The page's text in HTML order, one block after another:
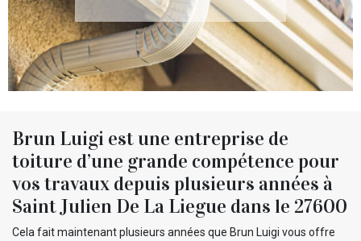
Brun Luigi est une entreprise de
toiture d’une grande compétence pour
vos travaux depuis plusieurs années à
Saint Julien De La Liegue dans le 27600
Cela fait maintenant plusieurs années que Brun Luigi vous offre